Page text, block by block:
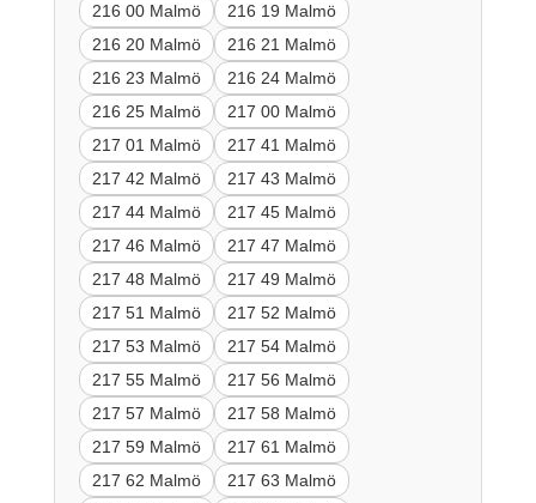
216 00 Malmö
216 19 Malmö
216 20 Malmö
216 21 Malmö
216 23 Malmö
216 24 Malmö
216 25 Malmö
217 00 Malmö
217 01 Malmö
217 41 Malmö
217 42 Malmö
217 43 Malmö
217 44 Malmö
217 45 Malmö
217 46 Malmö
217 47 Malmö
217 48 Malmö
217 49 Malmö
217 51 Malmö
217 52 Malmö
217 53 Malmö
217 54 Malmö
217 55 Malmö
217 56 Malmö
217 57 Malmö
217 58 Malmö
217 59 Malmö
217 61 Malmö
217 62 Malmö
217 63 Malmö